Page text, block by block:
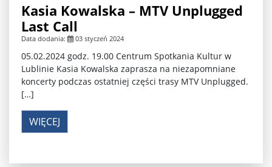
Kasia Kowalska – MTV Unplugged
Last Call
Data dodania: 03 styczeń 2024
05.02.2024 godz. 19.00 Centrum Spotkania Kultur w
Lublinie Kasia Kowalska zaprasza na niezapomniane
koncerty podczas ostatniej części trasy MTV Unplugged.
[…]
WIĘCEJ